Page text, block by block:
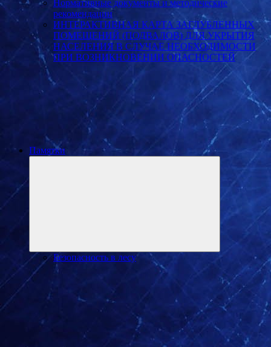
Нормативные документы и методические
рекомендации
ИНТЕРАКТИВНАЯ КАРТА ЗАГЛУБЛЕННЫХ
ПОМЕЩЕНИЙ (ПОДВАЛОВ) ДЛЯ УКРЫТИЯ
НАСЕЛЕНИЯ В СЛУЧАЕ НЕОБХОДИМОСТИ
ПРИ ВОЗНИКНОВЕНИИ ОПАСНОСТЕЙ
Памятки
Развернуть
меню
Безопасность в лесу